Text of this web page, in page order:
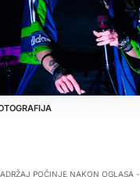
POČINJE NAKON OGLASA -